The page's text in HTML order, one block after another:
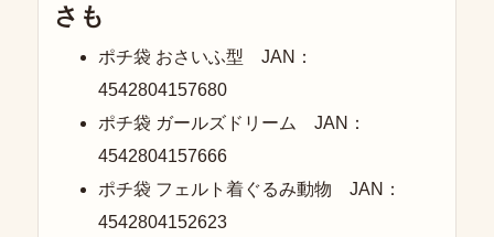
さも
ポチ袋 おさいふ型 JAN：
4542804157680
ポチ袋 ガールズドリーム JAN：
4542804157666
ポチ袋 フェルト着ぐるみ動物 JAN：
4542804152623